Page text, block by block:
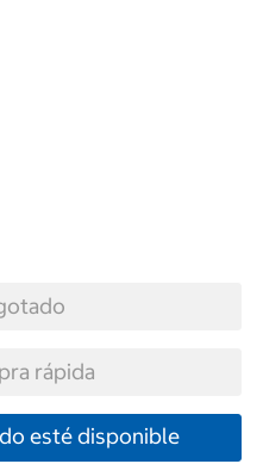
rápida
esté disponible